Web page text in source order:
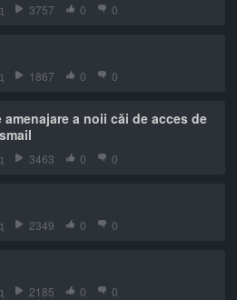
3757 0 0
1867 0 0
amenajare a noii căi de acces de
3463 0 0
2349 0 0
2185 0 0